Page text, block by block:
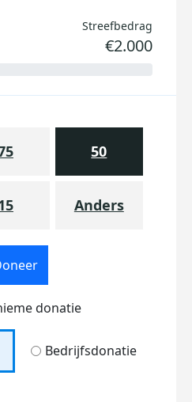
Streefbedrag
€2.000
50
Anders
donatie
Bedrijfsdonatie